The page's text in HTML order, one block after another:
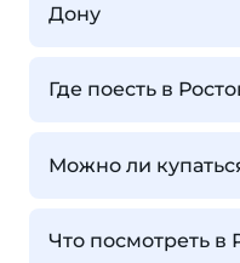
Дону
Где поесть в
Можно ли
Что посмотреть в